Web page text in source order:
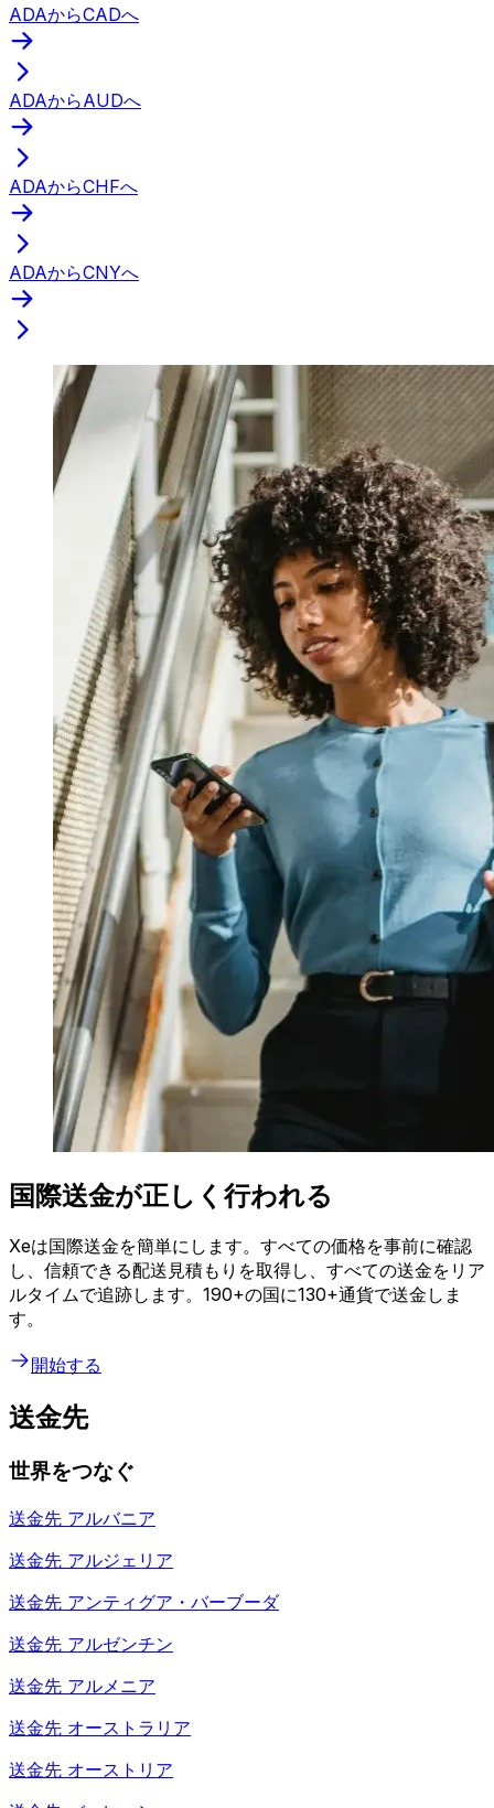
ADAからCADへ
ADAからAUDへ
ADAからCHFへ
ADAからCNYへ
国際送金が正しく行われる
Xeは国際送金を簡単にします。すべての価格を事前に確認
し、信頼できる配送見積もりを取得し、すべての送金をリア
ルタイムで追跡します。190+の国に130+通貨で送金しま
す。
開始する
送金先
世界をつなぐ
送金先 アルバニア
送金先 アルジェリア
送金先 アンティグア・バーブーダ
送金先 アルゼンチン
送金先 アルメニア
送金先 オーストラリア
送金先 オーストリア